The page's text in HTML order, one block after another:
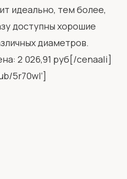
идеально, тем более,
доступны хорошие
диаметров.
2 026,91 руб[/cenaali]
5r70wl’]